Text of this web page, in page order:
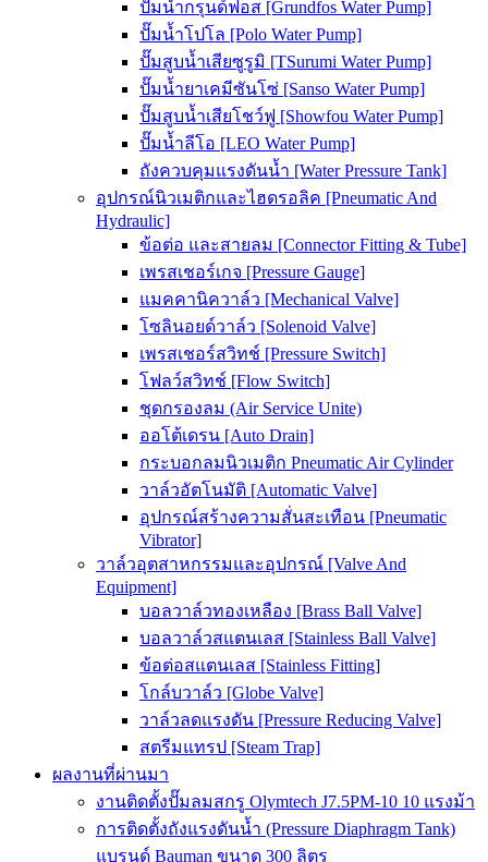
ปั๊มน้ำกรุนด์ฟอส [Grundfos Water Pump]
ปั๊มน้ำโปโล [Polo Water Pump]
ปั๊มสูบน้ำเสียซูรูมิ [TSurumi Water Pump]
ปั๊มน้ำยาเคมีซันโซ่ [Sanso Water Pump]
ปั๊มสูบน้ำเสียโชว์ฟู [Showfou Water Pump]
ปั๊มน้ำลีโอ [LEO Water Pump]
ถังควบคุมแรงดันน้ำ [Water Pressure Tank]
อุปกรณ์นิวเมติกและไฮดรอลิค [Pneumatic And
Hydraulic]
ข้อต่อ และสายลม [Connector Fitting & Tube]
เพรสเชอร์เกจ [Pressure Gauge]
แมคคานิควาล์ว [Mechanical Valve]
โซลินอยด์วาล์ว [Solenoid Valve]
เพรสเชอร์สวิทช์ [Pressure Switch]
โฟลว์สวิทช์ [Flow Switch]
ชุดกรองลม (Air Service Unite)
ออโต้เดรน [Auto Drain]
กระบอกลมนิวเมติก Pneumatic Air Cylinder
วาล์วอัตโนมัติ [Automatic Valve]
อุปกรณ์สร้างความสั่นสะเทือน [Pneumatic
Vibrator]
วาล์วอุตสาหกรรมและอุปกรณ์ [Valve And
Equipment]
บอลวาล์วทองเหลือง [Brass Ball Valve]
บอลวาล์วสแตนเลส [Stainless Ball Valve]
ข้อต่อสแตนเลส [Stainless Fitting]
โกล์บวาล์ว [Globe Valve]
วาล์วลดแรงดัน [Pressure Reducing Valve]
สตรีมแทรป [Steam Trap]
ผลงานที่ผ่านมา
งานติดตั้งปั๊มลมสกรู Olymtech J7.5PM-10 10 แรงม้า
การติดตั้งถังแรงดันน้ำ (Pressure Diaphragm Tank)
แบรนด์ Bauman ขนาด 300 ลิตร